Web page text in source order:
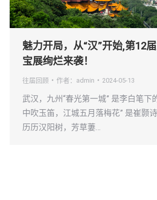
魅力开局，从“汉”开始,第12
宝展绚烂来袭！
往届回顾 作者： admin 2024-05-13
武汉，九州“春光第一城” 是李白笔下
中吹玉笛，江城五月落梅花” 是崔颢
历历汉阳树，芳草萋…